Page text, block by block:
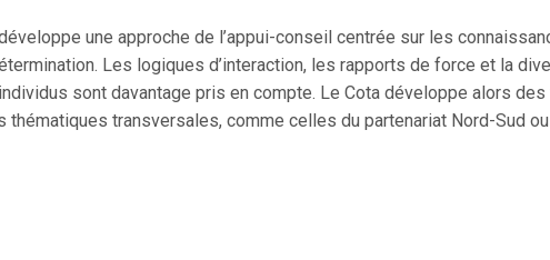
une approche de l’appui-conseil centrée sur les
Les logiques d’interaction, les rapports de force et la
sont davantage pris en compte. Le Cota développe alors des
transversales, comme celles du partenariat Nord-Sud